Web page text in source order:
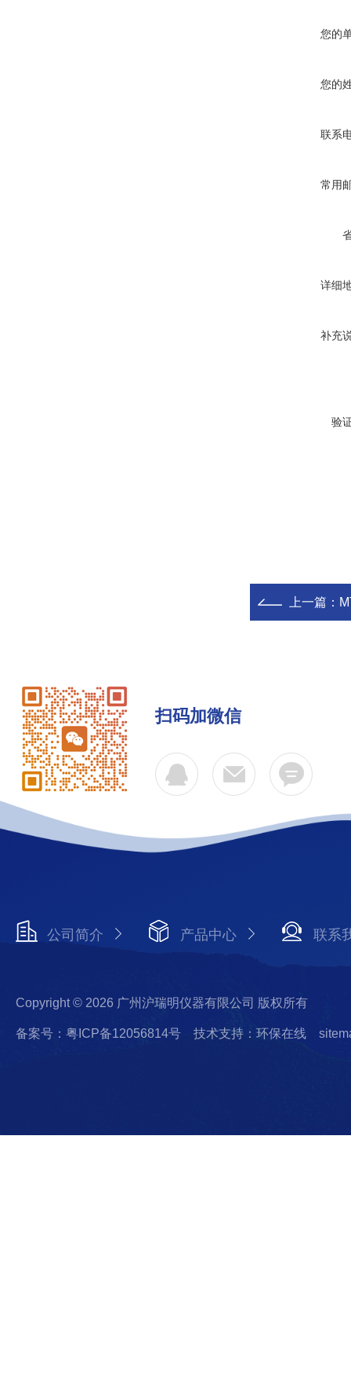
您的
您的
联系
常用
详细
补充
验
上一篇：
扫码加微信
公司简介 产品中心 联系
Copyright © 2026 广州沪瑞明仪器有限公司 版权所有
备案号：粤ICP备12056814号 技术支持：环保在线